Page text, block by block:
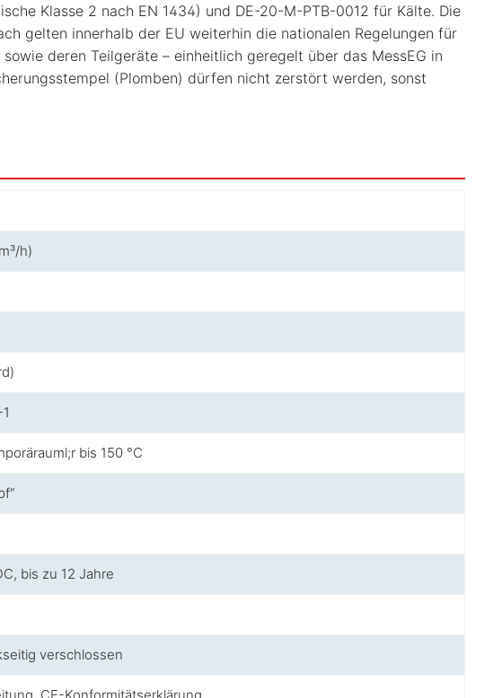
Klasse 2 nach EN 1434) und DE-20-M-PTB-0012 für Kälte. Die
gelten innerhalb der EU weiterhin die nationalen Regelungen für
deren Teilgeräte – einheitlich geregelt über das MessEG in
(Plomben) dürfen nicht zerstört werden, sonst
h)
bis 150 °C
bis zu 12 Jahre
verschlossen